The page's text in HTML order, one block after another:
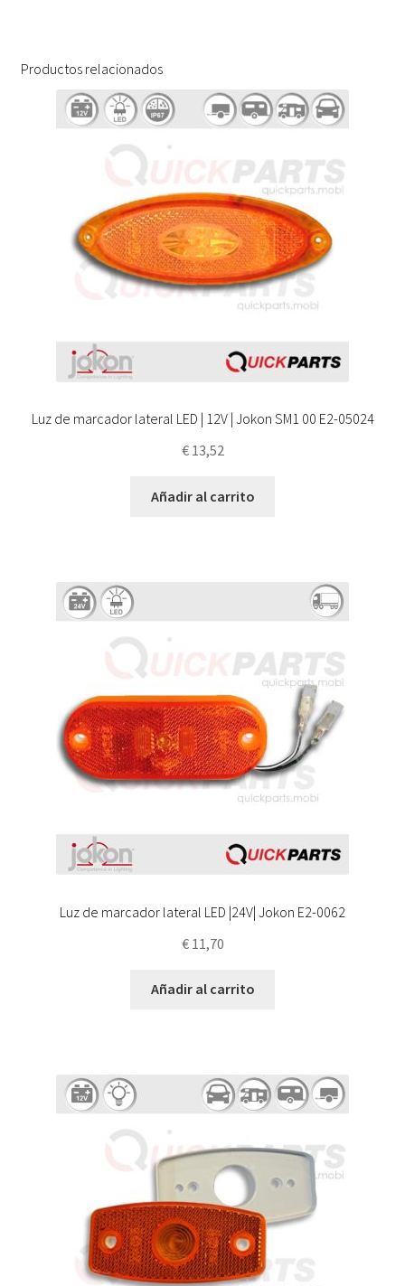
Productos relacionados
Luz de marcador lateral LED | 12V | Jokon SM1 00 E2-05024
€13,52
Añadir al carrito
Luz de marcador lateral LED |24V| Jokon E2-0062
€11,70
Añadir al carrito